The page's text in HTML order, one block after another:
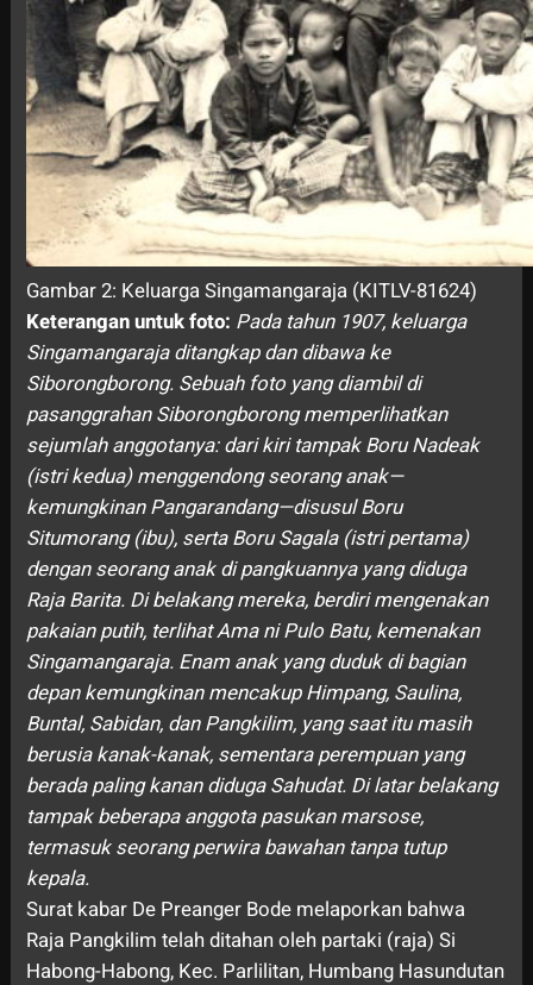
Gambar 2: Keluarga Singamangaraja (KITLV-81624)
Keterangan untuk foto: Pada tahun 1907, keluarga
Singamangaraja ditangkap dan dibawa ke
Siborongborong. Sebuah foto yang diambil di
pasanggrahan Siborongborong memperlihatkan
sejumlah anggotanya: dari kiri tampak Boru Nadeak
(istri kedua) menggendong seorang anak—
kemungkinan Pangarandang—disusul Boru
Situmorang (ibu), serta Boru Sagala (istri pertama)
dengan seorang anak di pangkuannya yang diduga
Raja Barita. Di belakang mereka, berdiri mengenakan
pakaian putih, terlihat Ama ni Pulo Batu, kemenakan
Singamangaraja. Enam anak yang duduk di bagian
depan kemungkinan mencakup Himpang, Saulina,
Buntal, Sabidan, dan Pangkilim, yang saat itu masih
berusia kanak-kanak, sementara perempuan yang
berada paling kanan diduga Sahudat. Di latar belakang
tampak beberapa anggota pasukan marsose,
termasuk seorang perwira bawahan tanpa tutup
kepala.
Surat kabar De Preanger Bode melaporkan bahwa
Raja Pangkilim telah ditahan oleh partaki (raja) Si
Habong-Habong, Kec. Parlilitan, Humbang Hasundutan